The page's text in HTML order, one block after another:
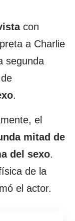
con
a Charlie
segunda
.
el
mitad de
del sexo.
de la
el actor.